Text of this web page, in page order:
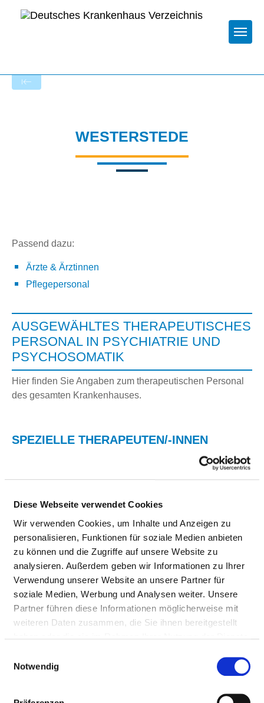
Diese Webseite verwendet Cookies
Wir verwenden Cookies, um Inhalte und Anzeigen zu
personalisieren, Funktionen für soziale Medien anbieten
zu können und die Zugriffe auf unsere Website zu
analysieren. Außerdem geben wir Informationen zu Ihrer
Verwendung unserer Website an unsere Partner für
soziale Medien, Werbung und Analysen weiter. Unsere
Partner führen diese Informationen möglicherweise mit
weiteren Daten zusammen, die Sie ihnen bereitgestellt
Notwendig
WESTERSTEDE
Passend dazu:
Ärzte & Ärztinnen
Pflegepersonal
AUSGEWÄHLTES THERAPEUTISCHES
PERSONAL IN PSYCHIATRIE UND
PSYCHOSOMATIK
Hier finden Sie Angaben zum therapeutischen Personal
des gesamten Krankenhauses.
SPEZIELLE THERAPEUTEN/-INNEN
DIÄTASSISTENT UND DIÄTASSISTENTIN
Personal mit direktem
Beschäftigungsverhältnis
0,97
Personal ohne direktes
Beschäftigungsverhältnis
0,00
Personal in der
ambulanten Versorgung
0,50
stationären Versorgung